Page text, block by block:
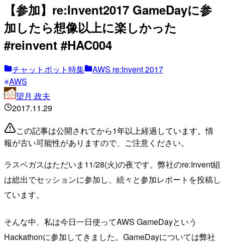
【参加】re:Invent2017 GameDayに参
加したら想像以上に楽しかった
#reinvent #HAC004
チャットボット特集
AWS re:Invent 2017
AWS
望月 政夫
2017.11.29
この記事は公開されてから1年以上経過しています。情
報が古い可能性がありますので、ご注意ください。
ラスベガスはただいま11/28(火)の夜です。弊社のre:Invent組
は総出でセッションに参加し、続々と参加レポートを投稿し
ています。
そんな中、私は今日一日使ってAWS GameDayという
Hackathonに参加してきました。GameDayについては弊社